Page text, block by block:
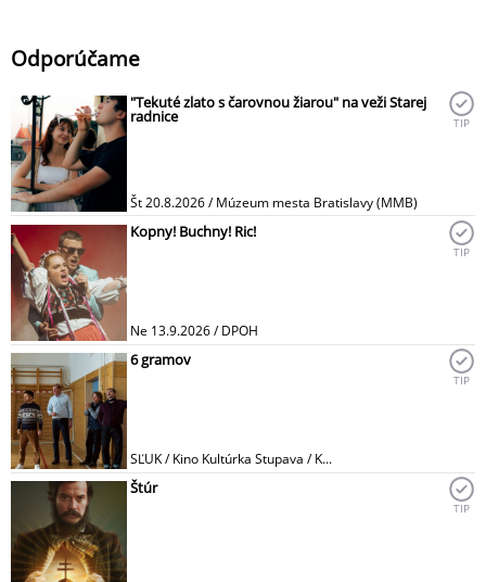
Odporúčame
"Tekuté zlato s čarovnou žiarou" na veži Starej
radnice
Št 20.8.2026 / Múzeum mesta Bratislavy (MMB)
TIP
Kopny! Buchny! Ric!
Ne 13.9.2026 / DPOH
TIP
6 gramov
SĽUK / Kino Kultúrka Stupava / K...
TIP
Štúr
TIP